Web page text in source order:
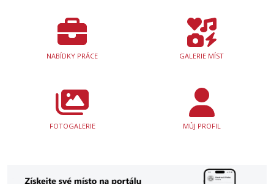
NABÍDKY PRÁCE GALERIE MÍST
FOTOGALERIE MŮJ PROFIL